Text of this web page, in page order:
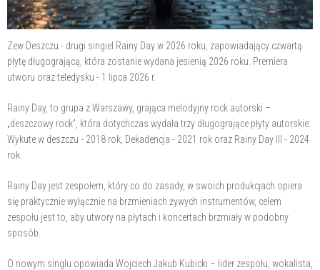
Zew Deszczu - drugi singiel Rainy Day w 2026 roku, zapowiadający czwartą
płytę długogrającą, która zostanie wydana jesienią 2026 roku. Premiera
utworu oraz teledysku - 1 lipca 2026 r.
Rainy Day, to grupa z Warszawy, grająca melodyjny rock autorski –
„deszczowy rock”, która dotychczas wydała trzy długogrające płyty autorskie:
Wykute w deszczu - 2018 rok, Dekadencja - 2021 rok oraz Rainy Day III - 2024
rok.
Rainy Day jest zespołem, który co do zasady, w swoich produkcjach opiera
się praktycznie wyłącznie na brzmieniach żywych instrumentów, celem
zespołu jest to, aby utwory na płytach i koncertach brzmiały w podobny
sposób.
O nowym singlu opowiada Wojciech Jakub Kubicki – lider zespołu, wokalista,